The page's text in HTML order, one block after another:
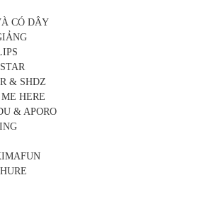
CÓ DÂY
& SHDZ
HERE
& APORO